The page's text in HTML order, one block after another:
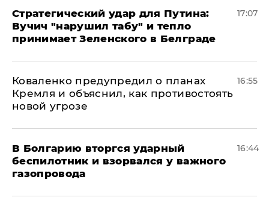
Стратегический удар для Путина:
Вучич "нарушил табу" и тепло
принимает Зеленского в Белграде
17:07
Коваленко предупредил о планах
Кремля и объяснил, как противостоять
новой угрозе
16:55
В Болгарию вторгся ударный
беспилотник и взорвался у важного
газопровода
16:44